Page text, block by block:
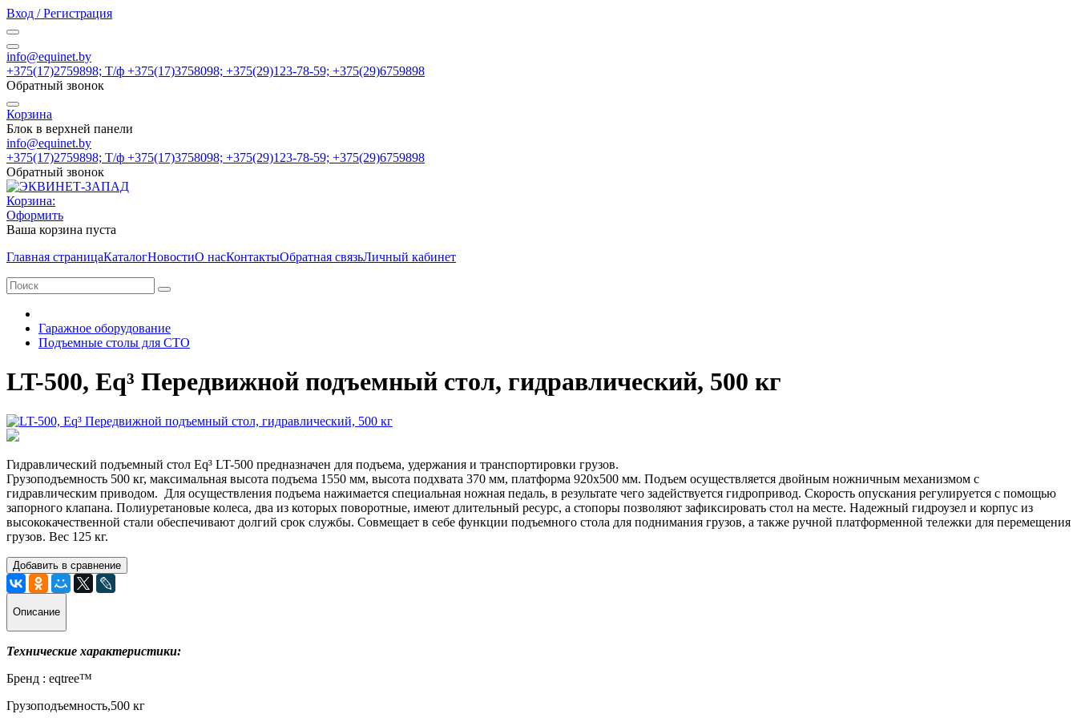
Вход / Регистрация
info@equinet.by
+375(17)2759898; Т/ф +375(17)3758098; +375(29)123-78-59; +375(29)6759898
Обратный звонок
Корзина
Блок в верхней панели
info@equinet.by
+375(17)2759898; Т/ф +375(17)3758098; +375(29)123-78-59; +375(29)6759898
Обратный звонок
Корзина:
Оформить
Ваша корзина пуста
Главная страницаКаталогНовостиО насКонтактыОбратная связьЛичный кабинет
Гаражное оборудование
Подъемные столы для СТО
LT-500, Eq³ Передвижной подъемный стол, гидравлический, 500 кг
Гидравлический подъемный стол Eq³ LT-500 предназначен для подъема, удержания и транспортировки грузов.
Грузоподъемность 500 кг, максимальная высота подъема 1550 мм, высота подхвата 370 мм, платформа 920х500 мм. Подъем осуществляется двойным ножничным механизмом с
гидравлическим приводом. Для осуществления подъема нажимается специальная ножная педаль, в результате чего задействуется гидропривод. Скорость опускания регулируется с помощью
запорного клапана. Полиуретановые колеса, два из которых поворотные, имеют длительный ресурс, а стопоры позволяют зафиксировать стол на месте. Надежный гидроузел и корпус из
высококачественной стали обеспечивают долгий срок службы. Совмещает в себе функции подъемного стола для поднимания грузов, а также ручной платформенной тележки для перемещения
грузов. Вес 125 кг.
Добавить в сравнение
Описание
Технические характеристики:
Бренд : eqtree™
Грузоподъемность,500 кг